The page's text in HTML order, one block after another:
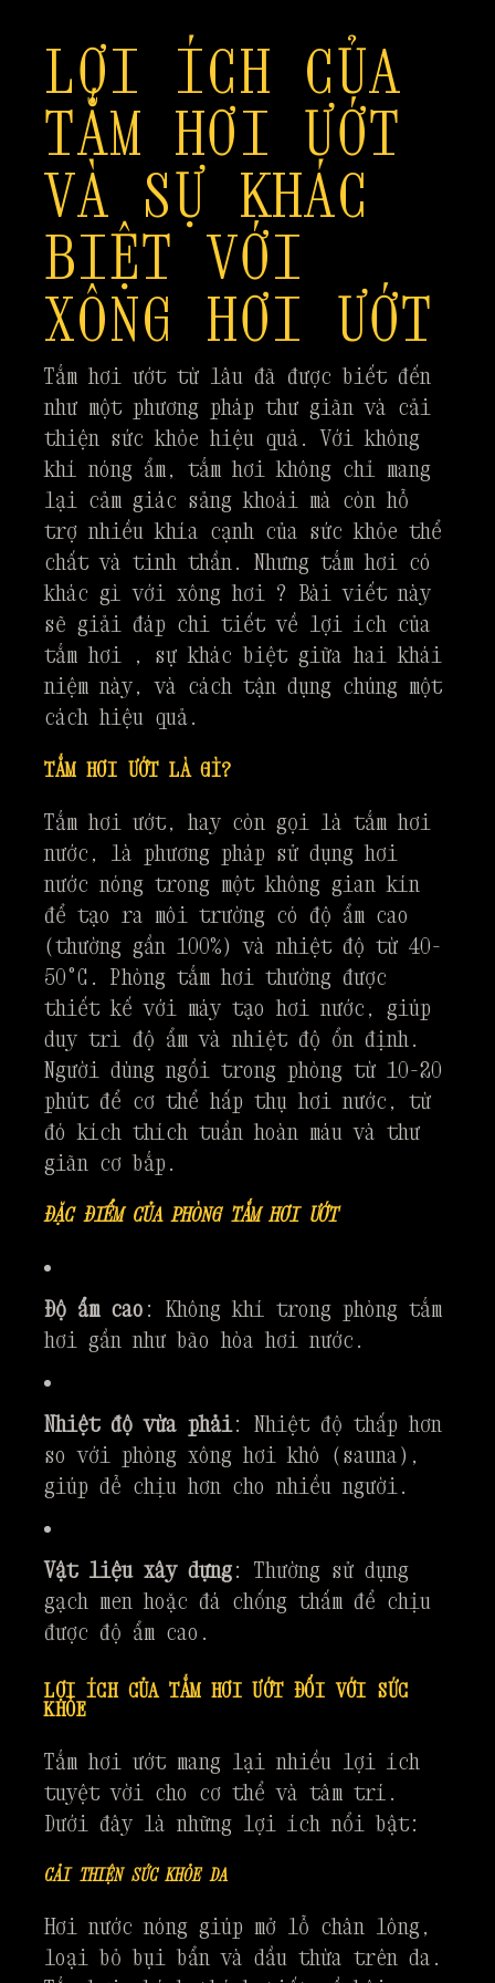
LỢI ÍCH CỦA
TẮM HƠI ƯỚT
VÀ SỰ KHÁC
BIỆT VỚI
XÔNG HƠI ƯỚT
Tắm hơi ướt từ lâu đã được biết đến
như một phương pháp thư giãn và cải
thiện sức khỏe hiệu quả. Với không
khí nóng ẩm, tắm hơi không chỉ mang
lại cảm giác sảng khoái mà còn hỗ
trợ nhiều khía cạnh của sức khỏe thể
chất và tinh thần. Nhưng tắm hơi có
khác gì với xông hơi ? Bài viết này
sẽ giải đáp chi tiết về lợi ích của
tắm hơi , sự khác biệt giữa hai khái
niệm này, và cách tận dụng chúng một
cách hiệu quả.
TẮM HƠI ƯỚT LÀ GÌ?
Tắm hơi ướt, hay còn gọi là tắm hơi
nước, là phương pháp sử dụng hơi
nước nóng trong một không gian kín
để tạo ra môi trường có độ ẩm cao
(thường gần 100%) và nhiệt độ từ 40-
50°C. Phòng tắm hơi thường được
thiết kế với máy tạo hơi nước, giúp
duy trì độ ẩm và nhiệt độ ổn định.
Người dùng ngồi trong phòng từ 10-20
phút để cơ thể hấp thụ hơi nước, từ
đó kích thích tuần hoàn máu và thư
giãn cơ bắp.
ĐẶC ĐIỂM CỦA PHÒNG TẮM HƠI ƯỚT
Độ ẩm cao : Không khí trong phòng tắm
hơi gần như bão hòa hơi nước.
Nhiệt độ vừa phải: Nhiệt độ thấp hơn
so với phòng xông hơi khô (sauna),
giúp dễ chịu hơn cho nhiều người.
Vật liệu xây dựng: Thường sử dụng
gạch men hoặc đá chống thấm để chịu
được độ ẩm cao.
LỢI ÍCH CỦA TẮM HƠI ƯỚT ĐỐI VỚI SỨC
KHỎE
Tắm hơi ướt mang lại nhiều lợi ích
tuyệt vời cho cơ thể và tâm trí.
Dưới đây là những lợi ích nổi bật:
CẢI THIỆN SỨC KHỎE DA
Hơi nước nóng giúp mở lỗ chân lông,
loại bỏ bụi bẩn và dầu thừa trên da.